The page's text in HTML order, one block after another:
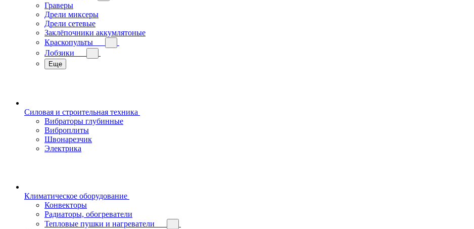
Граверы
Дрели миксеры
Дрели сетевые
Заклёпочники аккумлятоные
Краскопульты
Лобзики
Еще
Силовая и строительная техника
Вибраторы глубинные
Виброплиты
Швонарезчик
Электрика
Климатическое оборудование
Конвекторы
Радиаторы, обогреватели
Тепловые пушки и нагреватели